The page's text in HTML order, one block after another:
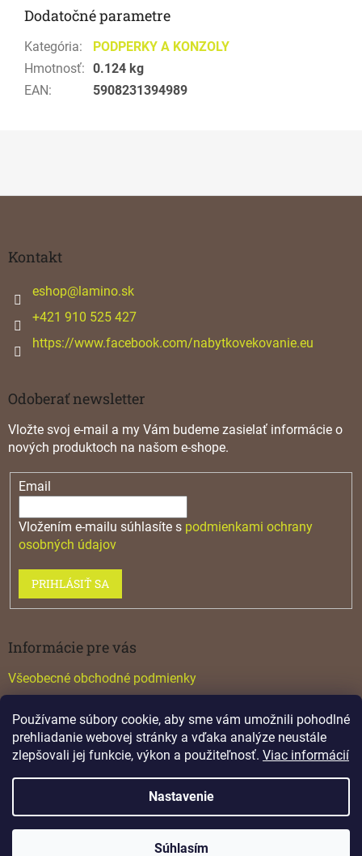
Používame súbory cookie, aby sme vám umožnili pohodlné
prehliadanie webovej stránky a vďaka analýze neustále
zlepšovali jej funkcie, výkon a použiteľnosť. Viac informácií
Nastavenie
Súhlasím
Dodatočné parametre
Kategória:
PODPERKY A KONZOLY
Hmotnosť: 0.124 kg
EAN: 5908231394989
Kontakt
eshop@ lamino.sk
+421 910 525 427
https://www.facebook.com/nabytkovekovanie.eu
Odoberať newsletter
Vložte svoj e-mail a my Vám budeme zasielať informácie o
nových produktoch na našom e-shope.
Email
Vložením e-mailu súhlasíte s podmienkami ochrany
osobných údajov
PRIHLÁSIŤ SA
Informácie pre vás
Všeobecné obchodné podmienky
Katalógy
Vytvoril Shoptet
Lamino. Všetky práva vyhradené.